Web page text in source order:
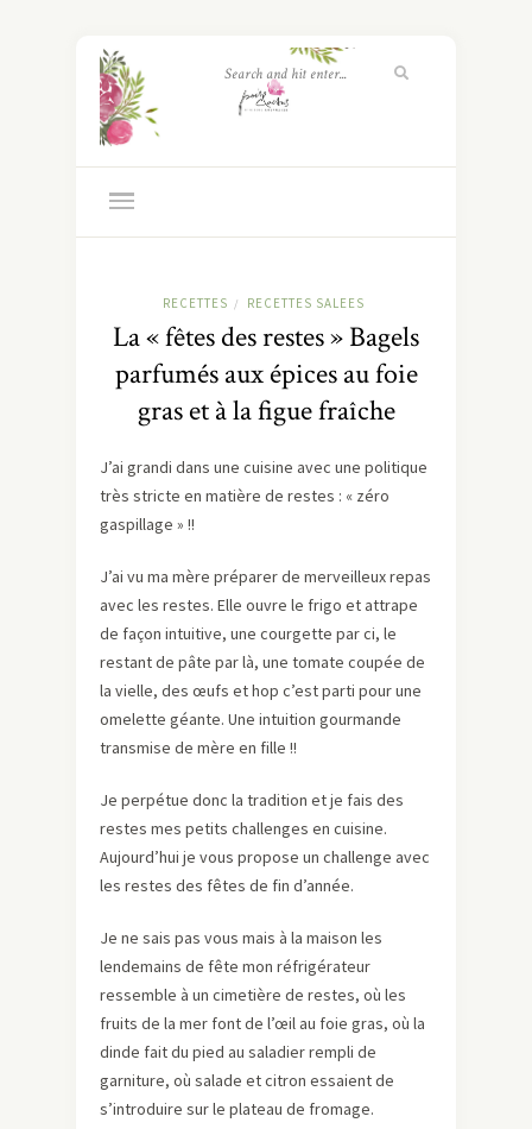
RECETTES / RECETTES SALEES
La « fêtes des restes » Bagels
parfumés aux épices au foie
gras et à la figue fraîche
J’ai grandi dans une cuisine avec une politique
très stricte en matière de restes : « zéro
gaspillage » !!
J’ai vu ma mère préparer de merveilleux repas
avec les restes. Elle ouvre le frigo et attrape
de façon intuitive, une courgette par ci, le
restant de pâte par là, une tomate coupée de
la vielle, des œufs et hop c’est parti pour une
omelette géante. Une intuition gourmande
transmise de mère en fille !!
Je perpétue donc la tradition et je fais des
restes mes petits challenges en cuisine.
Aujourd’hui je vous propose un challenge avec
les restes des fêtes de fin d’année.
Je ne sais pas vous mais à la maison les
lendemains de fête mon réfrigérateur
ressemble à un cimetière de restes, où les
fruits de la mer font de l’œil au foie gras, où la
dinde fait du pied au saladier rempli de
garniture, où salade et citron essaient de
s’introduire sur le plateau de fromage.